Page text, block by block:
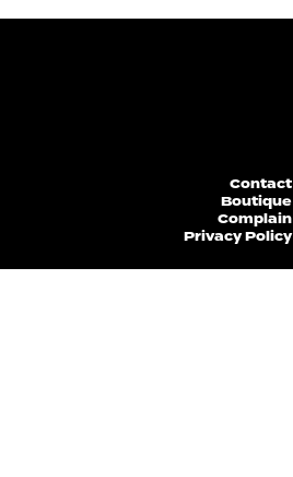
Contact
Boutique
Complain
Privacy Policy